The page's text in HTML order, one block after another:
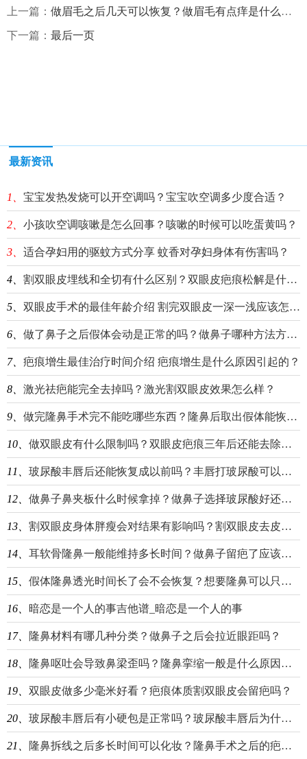
上一篇： 做眉毛之后几天可以恢复？做眉毛有点痒是什么原因？
下一篇： 最后一页
最新资讯
1、 宝宝发热发烧可以开空调吗？宝宝吹空调多少度合适？
2、 小孩吹空调咳嗽是怎么回事？咳嗽的时候可以吃蛋黄吗？
3、 适合孕妇用的驱蚊方式分享 蚊香对孕妇身体有伤害吗？
4、 割双眼皮埋线和全切有什么区别？双眼皮疤痕松解是什么？
5、 双眼皮手术的最佳年龄介绍 割完双眼皮一深一浅应该怎么办？
6、 做了鼻子之后假体会动是正常的吗？做鼻子哪种方法方式最安全永久？
7、 疤痕增生最佳治疗时间介绍 疤痕增生是什么原因引起的？
8、 激光祛疤能完全去掉吗？激光割双眼皮效果怎么样？
9、 做完隆鼻手术完不能吃哪些东西？隆鼻后取出假体能恢复原样吗？
10、 做双眼皮有什么限制吗？双眼皮疤痕三年后还能去除吗？
11、 玻尿酸丰唇后还能恢复成以前吗？丰唇打玻尿酸可以维持多久？
12、 做鼻子鼻夹板什么时候拿掉？做鼻子选择玻尿酸好还是线雕好？
13、 割双眼皮身体胖瘦会对结果有影响吗？割双眼皮去皮去脂是什么意思？
14、 耳软骨隆鼻一般能维持多长时间？做鼻子留疤了应该怎么去除？
15、 假体隆鼻透光时间长了会不会恢复？想要隆鼻可以只垫山根吗？
16、 暗恋是一个人的事吉他谱_暗恋是一个人的事
17、 隆鼻材料有哪几种分类？做鼻子之后会拉近眼距吗？
18、 隆鼻呕吐会导致鼻梁歪吗？隆鼻挛缩一般是什么原因造成的？
19、 双眼皮做多少毫米好看？疤痕体质割双眼皮会留疤吗？
20、 玻尿酸丰唇后有小硬包是正常吗？玻尿酸丰唇后为什么变香肠嘴了？
21、 隆鼻拆线之后多长时间可以化妆？隆鼻手术之后的疤痕增生如何消除？